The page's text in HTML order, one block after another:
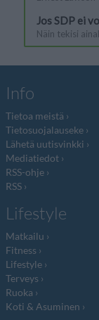
Info
Tietoa meistä
Tietosuojalauseke
Lähetä uutisvinkki
Mediatiedot
RSS-ohje
RSS
Lifestyle
Matkailu
Fitness
Lifestyle
Terveys
Ruoka
Koti & Asuminen